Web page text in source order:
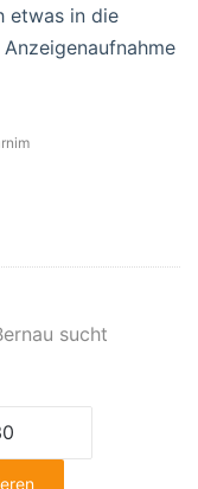
etwas in die
sucht